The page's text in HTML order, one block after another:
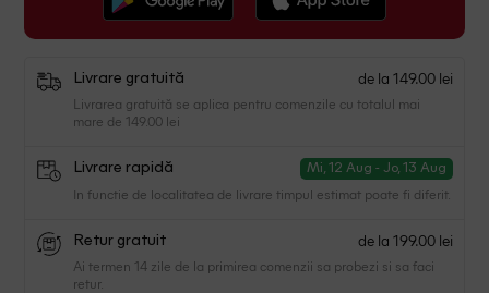
Livrare gratuită de la 149.00 lei
Livrarea gratuită se aplica pentru comenzile cu totalul mai
mare de 149.00 lei
Livrare rapidă Mi, 12 Aug - Jo, 13 Aug
In functie de localitatea de livrare timpul estimat poate fi diferit.
Retur gratuit de la 199.00 lei
Ai termen 14 zile de la primirea comenzii sa probezi si sa faci
retur.